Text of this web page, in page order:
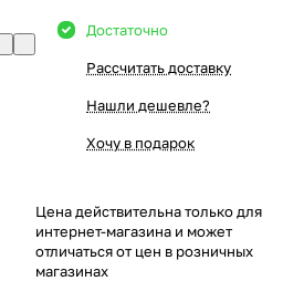
Достаточно
Рассчитать доставку
Нашли дешевле?
Хочу в подарок
Цена действительна только для
интернет-магазина и может
отличаться от цен в розничных
магазинах